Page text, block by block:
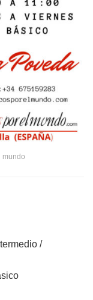
mundo
/